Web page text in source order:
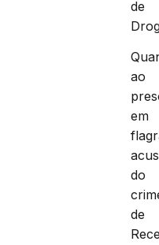
de
ao
em
do
de